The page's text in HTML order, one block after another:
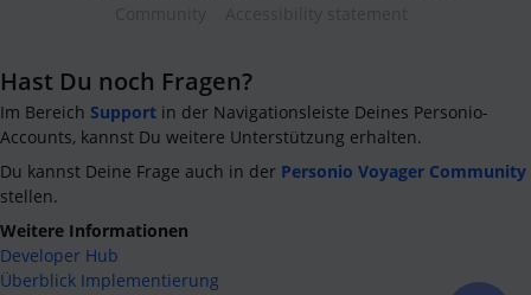
Hast Du noch Fragen?
Im Bereich Support in der Navigationsleiste Deines Personio-
Accounts, kannst Du weitere Unterstützung erhalten.
Du kannst Deine Frage auch in der Personio Voyager Community
stellen.
Weitere Informationen
Developer Hub
Überblick Implementierung